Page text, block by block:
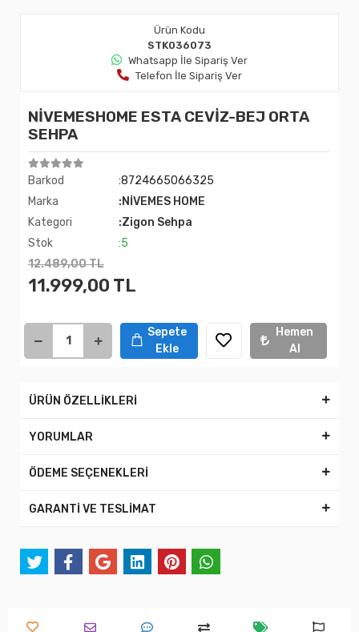
Ürün Kodu
STK036073
Whatsapp İle Sipariş Ver
Telefon İle Sipariş Ver
NİVEMESHOME ESTA CEVİZ-BEJ ORTA
SEHPA
Barkod
:8724665066325
Marka
:NİVEMES HOME
Kategori
:Zigon Sehpa
Stok
:5
12.489,00 TL
11.999,00 TL
Sepete
Ekle
Hemen
Al
ÜRÜN ÖZELLİKLERİ
YORUMLAR
ÖDEME SEÇENEKLERİ
GARANTİ VE TESLİMAT